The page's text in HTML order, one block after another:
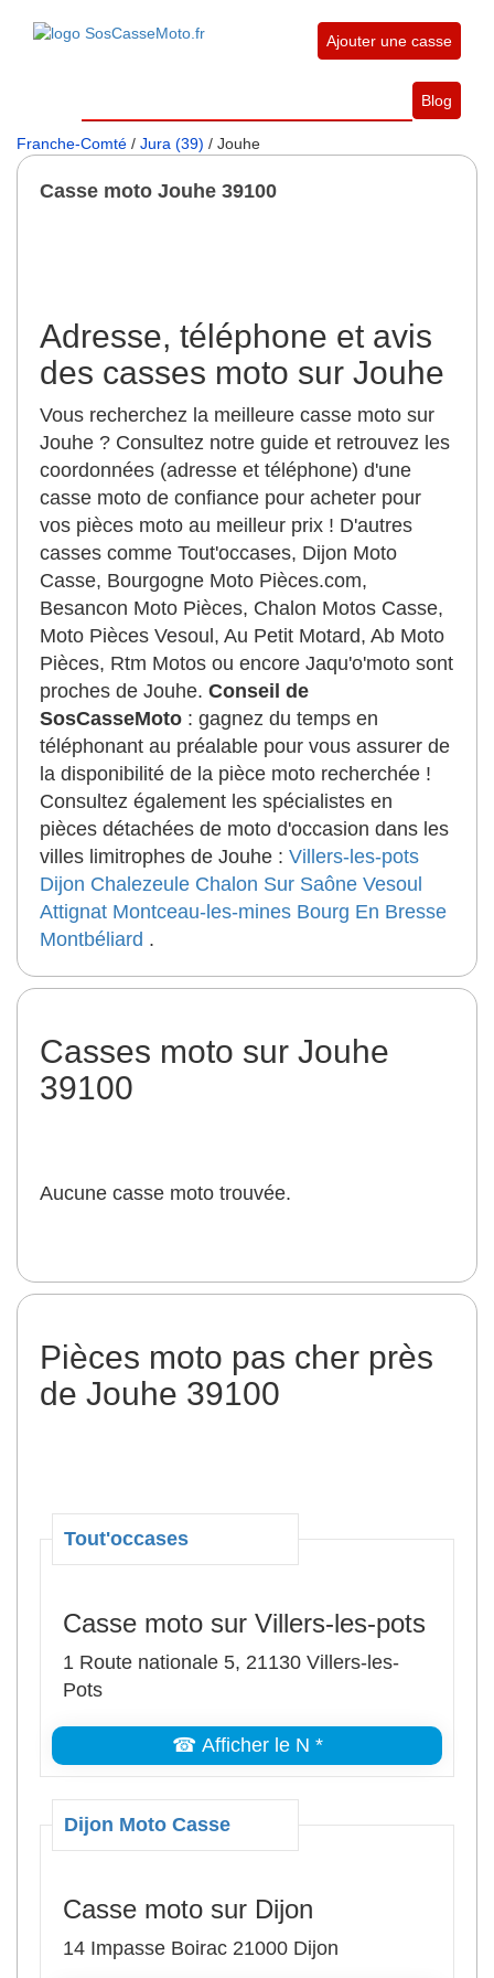
Ajouter une casse
Blog
Franche-Comté / Jura (39) / Jouhe
Casse moto Jouhe 39100
Adresse, téléphone et avis
des casses moto sur Jouhe
Vous recherchez la meilleure casse moto sur
Jouhe ? Consultez notre guide et retrouvez les
coordonnées (adresse et téléphone) d'une
casse moto de confiance pour acheter pour
vos pièces moto au meilleur prix ! D'autres
casses comme Tout'occases, Dijon Moto
Casse, Bourgogne Moto Pièces.com,
Besancon Moto Pièces, Chalon Motos Casse,
Moto Pièces Vesoul, Au Petit Motard, Ab Moto
Pièces, Rtm Motos ou encore Jaqu'o'moto sont
proches de Jouhe. Conseil de
SosCasseMoto : gagnez du temps en
téléphonant au préalable pour vous assurer de
la disponibilité de la pièce moto recherchée !
Consultez également les spécialistes en
pièces détachées de moto d'occasion dans les
villes limitrophes de Jouhe : Villers-les-pots
Dijon Chalezeule Chalon Sur Saône Vesoul
Attignat Montceau-les-mines Bourg En Bresse
Montbéliard .
Casses moto sur Jouhe
39100
Aucune casse moto trouvée.
Pièces moto pas cher près
de Jouhe 39100
Tout'occases
Casse moto sur Villers-les-pots
1 Route nationale 5, 21130 Villers-les-
Pots
☎ Afficher le N *
Dijon Moto Casse
Casse moto sur Dijon
14 Impasse Boirac 21000 Dijon